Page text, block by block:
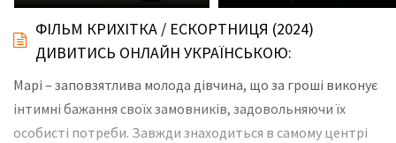
ФІЛЬМ КРИХІТКА / ЕСКОРТНИЦЯ (2024)
ДИВИТИСЬ ОНЛАЙН УКРАЇНСЬКОЮ:
Марі – заповзятлива молода дівчина, що за гроші виконує
інтимні бажання своїх замовників, задовольняючи їх
особисті потреби. Завжди знаходиться в самому центрі